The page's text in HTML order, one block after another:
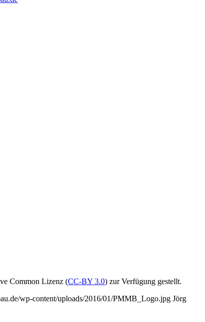
Common Lizenz (CC-BY 3.0) zur Verfügung gestellt.
wp-content/uploads/2016/01/PMMB_Logo.jpg Jörg